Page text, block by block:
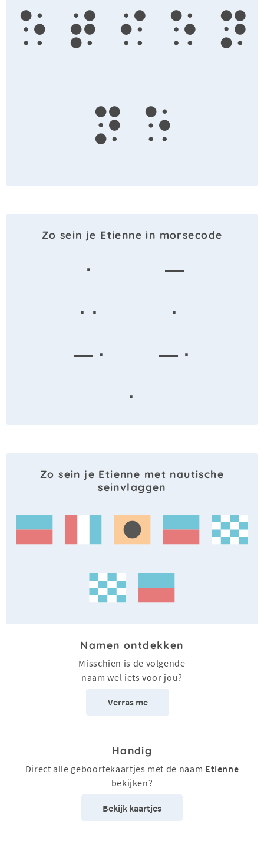
e t i e n
n e
Zo sein je Etienne in morsecode
·
—
· ·
·
— ·
— ·
·
Zo sein je Etienne met nautische
seinvlaggen
Namen ontdekken
Misschien is de volgende
naam wel iets voor jou?
Verras me
Handig
Direct alle geboortekaartjes met de naam Etienne
bekijken?
Bekijk kaartjes